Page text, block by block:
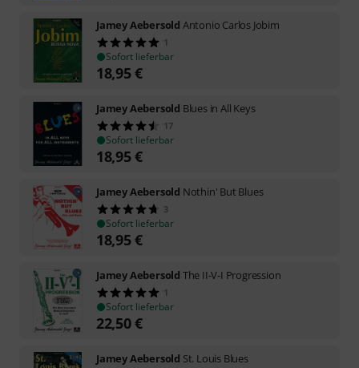
Jamey Aebersold Antonio Carlos Jobim
1
Sofort lieferbar
18,95€
Jamey Aebersold Blues in All Keys
17
Sofort lieferbar
18,95€
Jamey Aebersold Nothin' But Blues
3
Sofort lieferbar
18,95€
Jamey Aebersold The II-V-I Progression
1
Sofort lieferbar
22,50€
Jamey Aebersold St. Louis Blues